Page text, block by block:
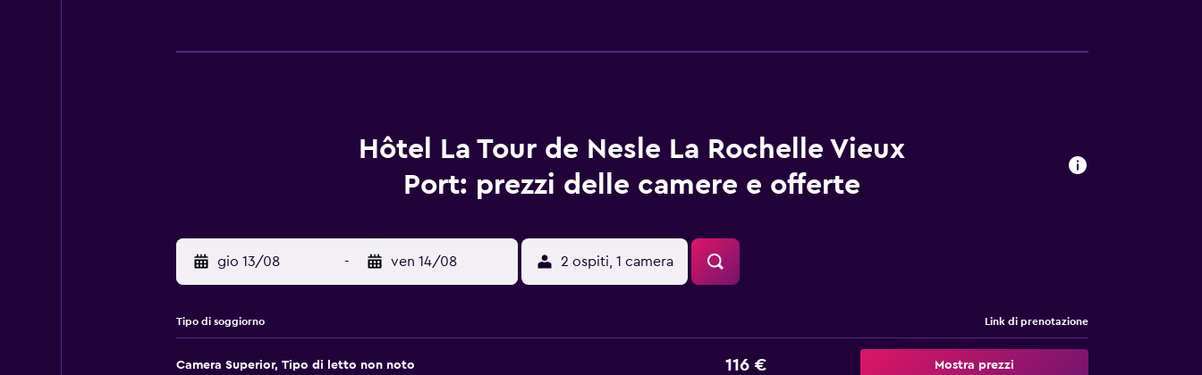
Hôtel La Tour de Nesle La Rochelle Vieux
Port: prezzi delle camere e offerte
gio 13/08 - ven 14/08 2 ospiti, 1 camera
Tipo di soggiorno Link di prenotazione
Camera Superior, Tipo di letto non noto 116 € Mostra prezzi